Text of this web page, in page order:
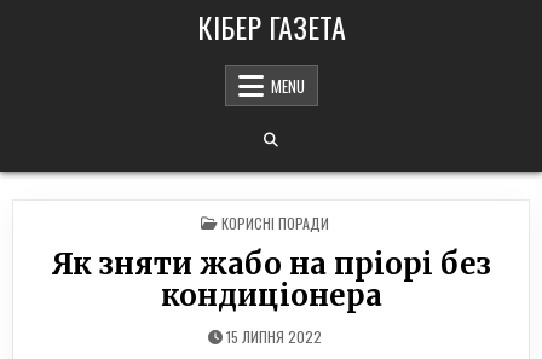
КІБЕР ГАЗЕТА
MENU
POSTED
IN
КОРИСНІ ПОРАДИ
Як зняти жабо на пріорі без
кондиціонера
15 ЛИПНЯ 2022